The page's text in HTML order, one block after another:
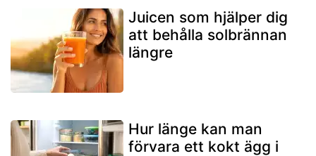
Juicen som hjälper dig
att behålla solbrännan
längre
Hur länge kan man
förvara ett kokt ägg i